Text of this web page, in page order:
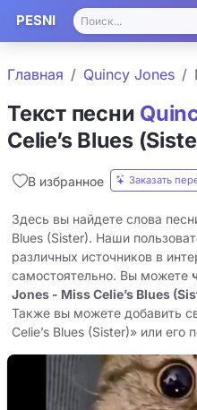
PESNI
Главная Quincy Jones
Текст песни
Celie’s Blues
В избранное Заказать
Здесь вы найдете слова
Blues (Sister). Наши
различных источников в
самостоятельно. Вы можете
Jones - Miss Celie’s Blues
Также вы можете добавить
Celie’s Blues (Sister)» или его